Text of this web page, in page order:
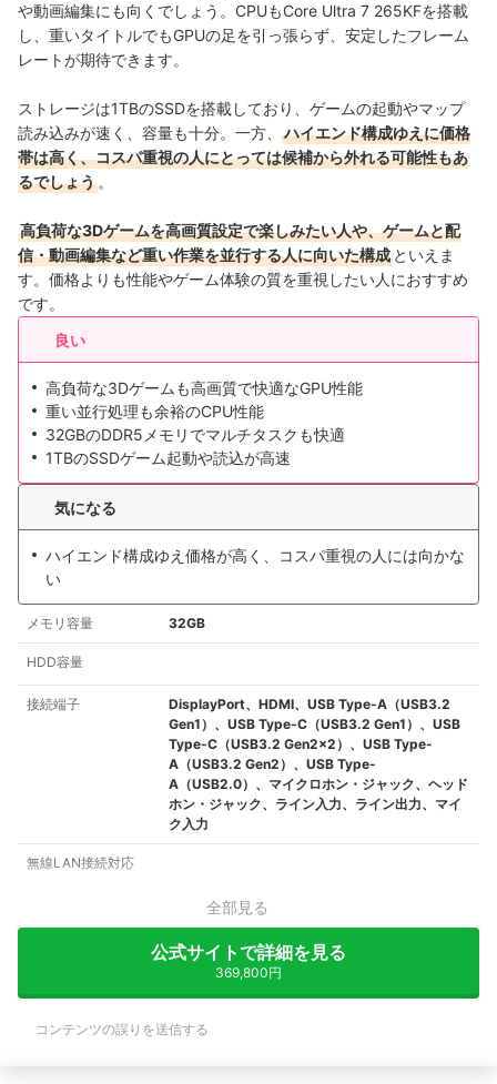
や動画編集にも向くでしょう。CPUもCore Ultra 7 265KFを搭載
し、重いタイトルでもGPUの足を引っ張らず、安定したフレーム
レートが期待できます。
ストレージは1TBのSSDを搭載しており、ゲームの起動やマップ
読み込みが速く、容量も十分。一方、
ハイエンド構成ゆえに価格
帯は高く、コスパ重視の人にとっては候補から外れる可能性もあ
るでしょう。
高負荷な3Dゲームを高画質設定で楽しみたい人や、ゲームと配
信・動画編集など重い作業を並行する人に向いた構成 といえま
す。価格よりも性能やゲーム体験の質を重視したい人におすすめ
です。
良い
高負荷な3Dゲームも高画質で快適なGPU性能
重い並行処理も余裕のCPU性能
32GBのDDR5メモリでマルチタスクも快適
1TBのSSDゲーム起動や読込が高速
気になる
ハイエンド構成ゆえ価格が高く、コスパ重視の人には向かな
い
メモリ容量 32GB
HDD容量
接続端子
DisplayPort、HDMI、USB Type-A（USB3.2
Gen1）、USB Type-C（USB3.2 Gen1）、USB
Type-C（USB3.2 Gen2x2）、USB Type-
A（USB3.2 Gen2）、USB Type-
A（USB2.0）、マイクロホン・ジャック、ヘッド
ホン・ジャック、ライン入力、ライン出力、マイ
ク入力
無線LAN接続対応
全部見る
公式サイトで詳細を見る
369,800円
コンテンツの誤りを送信する